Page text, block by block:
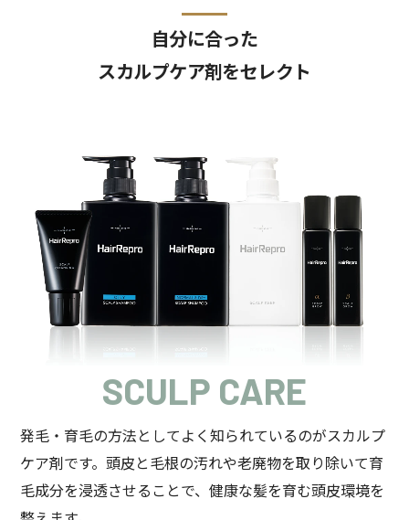
自分に合った
スカルプケア剤をセレクト
SCULP CARE
発毛・育毛の方法としてよく知られているのがスカルプ
ケア剤です。頭皮と毛根の汚れや老廃物を取り除いて育
毛成分を浸透させることで、健康な髪を育む頭皮環境を